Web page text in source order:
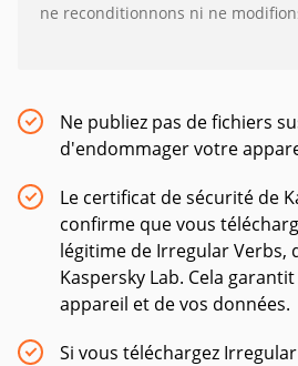
ne reconditionnons ni ne
Ne publiez pas de fichiers
d'endommager votre
Le certificat de sécurité de
confirme que vous
légitime de Irregular Verbs,
Kaspersky Lab. Cela
appareil et de vos données.
Si vous téléchargez